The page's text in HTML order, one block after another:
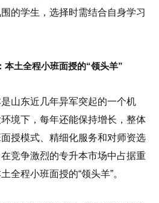
的学生，选择时需结合自身学习
本土全程小班面授的“领头羊”
山东近几年异军突起的一个机
境下，每年还能保持增长，整体
授模式、精细化服务和对师资选
竞争激烈的专升本市场中占据重
全程小班面授的“领头羊”。